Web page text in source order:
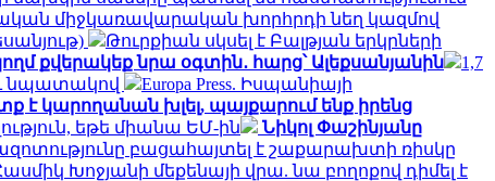
միջկառավարական խորհրդի նեղ կազմով
Թուրքիան սկսել է Բալթյան երկրների
քվերակեք նրա օգտին․ հարց՝ Ալեքսանյանին
1,7
նպատակով
Europa Press. Իսպանիայի
է կարողանան խլել, պայքարում ենք իրենց
եթե միանա ԵՄ-ին
Նիկոլ Փաշինյանը
բացահայտել է շաքարախտի ռիսկը
Խոջյանի մեքենայի վրա. նա բողոքով դիմել է